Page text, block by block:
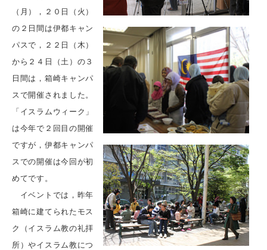
（月），２０日（火）
の２日間は伊都キャン
パスで，２２日（木）
から２４日（土）の３
日間は，箱崎キャンパ
スで開催されました。
「イスラムウィーク」
は今年で２回目の開催
ですが，伊都キャンパ
スでの開催は今回が初
めてです。
イベントでは，昨年
箱崎に建てられたモス
ク（イスラム教の礼拝
所）やイスラム教につ